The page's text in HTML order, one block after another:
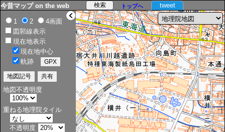
> tweet
今昔マップ on the web トップへ
1 2
4画面
図郭線表示
現在地表示
現在地中心
軌跡
地図不透明度
重ねる地理院タイル
不透明度